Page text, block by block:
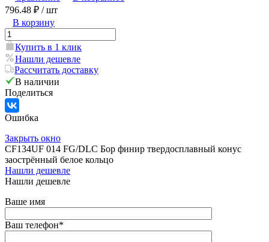
796.48 ₽ / шт
В корзину
Купить в 1 клик
Нашли дешевле
Рассчитать доставку
В наличии
Поделиться
Ошибка
Закрыть окно
CF134UF 014 FG/DLC Бор финир твердосплавный конус
заострённый белое кольцо
Нашли дешевле
Нашли дешевле
Ваше имя
Ваш телефон*